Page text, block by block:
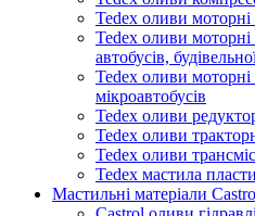
Tedex оливи
Tedex оливи
автобусів,
Tedex оливи моторні
мікроавтобусів
Tedex оливи
Tedex оливи
Tedex оливи
Tedex мастила
Мастильні матеріали